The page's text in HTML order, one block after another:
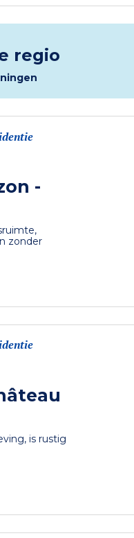
regio
-
zonder
is rustig